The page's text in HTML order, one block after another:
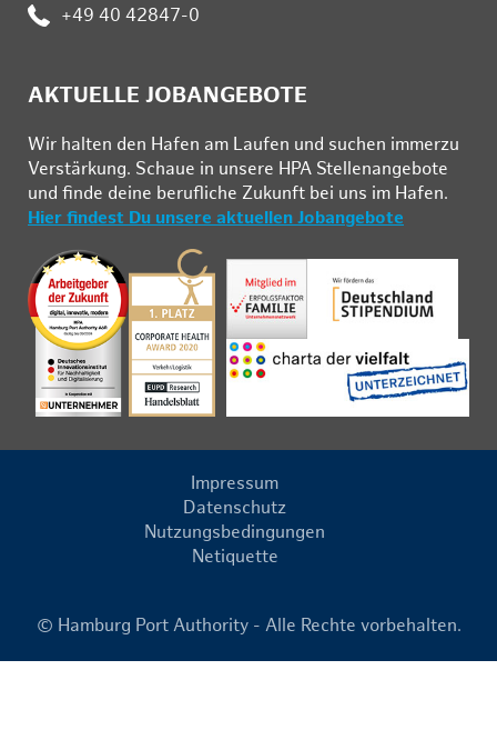
: +49 40 42847-0
AKTUELLE JOBANGEBOTE
Wir hal­ten den Ha­fen am Lau­fen und su­chen im­mer­zu
Ver­stär­kung. Schau­e in un­se­re HPA Stel­len­an­ge­bo­te
und fin­de deine be­ruf­li­che Zu­kunft bei uns im Ha­fen.
Hier findest Du unsere aktuellen Jobangebote
Impressum
Datenschutz
Nutzungsbedingungen
Netiquette
© Hamburg Port Authority - Alle Rechte vorbehalten.